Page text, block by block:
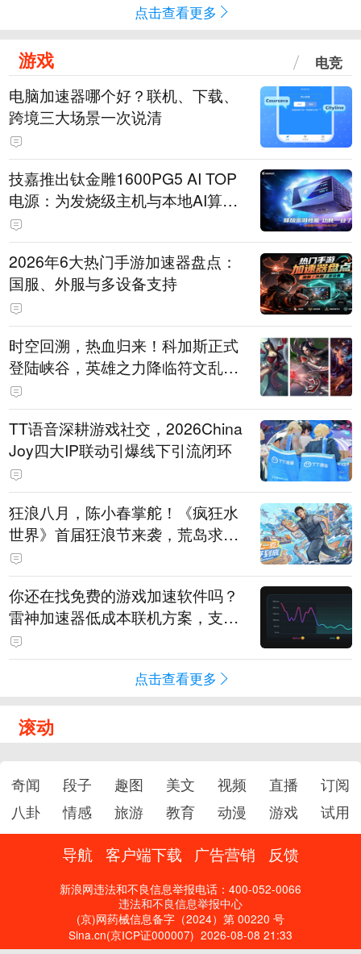
点击查看更多
游戏 电竞
电脑加速器哪个好？联机、下载、
跨境三大场景一次说清
技嘉推出钛金雕1600PG5 AI TOP
电源：为发烧级主机与本地AI算力
打造旗舰供电方案
2026年6大热门手游加速器盘点：
国服、外服与多设备支持
时空回溯，热血归来！科加斯正式
登陆峡谷，英雄之力降临符文乱
斗！
TT语音深耕游戏社交，2026China
Joy四大IP联动引爆线下引流闭环
狂浪八月，陈小春掌舵！《疯狂水
世界》首届狂浪节来袭，荒岛求生
直播即将开启
你还在找免费的游戏加速软件吗？
雷神加速器低成本联机方案，支持
免费试用
点击查看更多
滚动
奇闻 段子 趣图 美文 视频 直播
订阅
八卦
情感 旅游 教育 动漫 游戏 试用
导航 客户端下载 广告营销 反馈
新浪网违法和不良信息举报电话：400-052-0066
违法和不良信息举报中心
(京)网药械信息备字（2024）第 00220 号
Sina.cn(京ICP证000007) 2026-08-08 21:33